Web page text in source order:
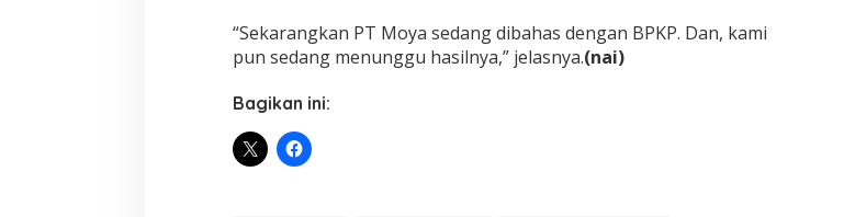
“Sekarangkan PT Moya sedang dibahas dengan BPKP. Dan, kami
pun sedang menunggu hasilnya,” jelasnya.(nai)
Bagikan ini: